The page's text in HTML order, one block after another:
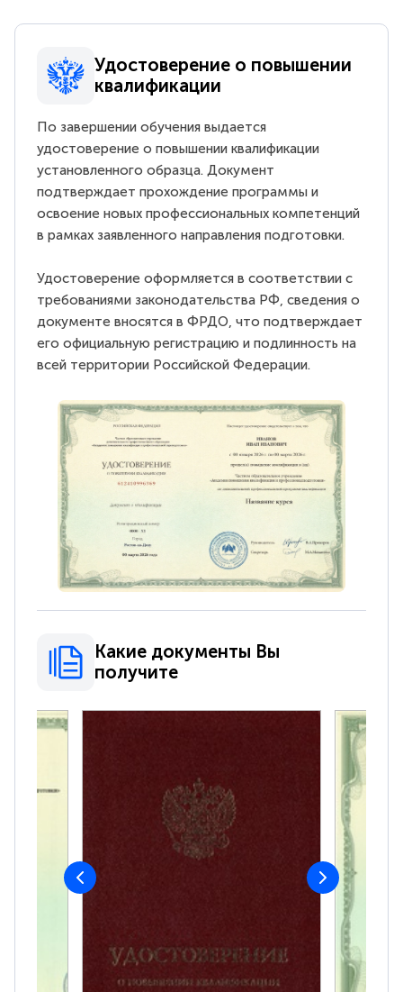
Удостоверение о повышении
квалификации
По завершении обучения выдается
удостоверение о повышении квалификации
установленного образца. Документ
подтверждает прохождение программы и
освоение новых профессиональных компетенций
в рамках заявленного направления подготовки.
Удостоверение оформляется в соответствии с
требованиями законодательства РФ, сведения о
документе вносятся в ФРДО, что подтверждает
его официальную регистрацию и подлинность на
всей территории Российской Федерации.
Какие документы Вы
получите